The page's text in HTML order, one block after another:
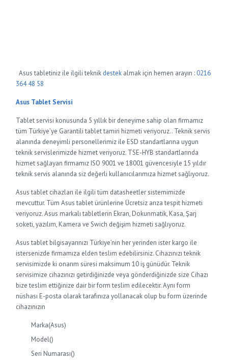
Asus tabletiniz ile ilgili teknik destek almak için hemen arayın : 0216
364 48 58
Asus Tablet Servisi
Tablet servisi konusunda 5 yıllık bir deneyime sahip olan firmamız
tüm Türkiye’ye Garantili tablet tamiri hizmeti veriyoruz.. Teknik servis
alanında deneyimli personellerimiz ile ESD standartlarına uygun
teknik servislerimizde hizmet veriyoruz. TSE-HYB standartlarında
hizmet sağlayan firmamız ISO 9001 ve 18001 güvencesiyle 15 yıldır
teknik servis alanında siz değerli kullanıcılarımıza hizmet sağlıyoruz.
Asus tablet cihazları ile ilgili tüm datasheetler sistemimizde
mevcuttur. Tüm Asus tablet ürünlerine Ücretsiz arıza tespit hizmeti
veriyoruz. Asus markalı tabletlerin Ekran, Dokunmatik, Kasa, Şarj
soketi, yazılım, Kamera ve Swich değişim hizmeti sağlıyoruz.
Asus tablet bilgisayarınızı Türkiye’nin her yerinden ister kargo ile
istersenizde firmamıza elden teslim edebilirsiniz. Cihazınızı teknik
servisimizde ki onarım süresi maksimum 10 iş günüdür. Teknik
servisimize cihazınızı getirdiğinizde veya gönderdiğinizde size Cihazı
bize teslim ettiğinize dair bir form teslim edilecektir. Aynı form
nüshası E-posta olarak tarafınıza yollanacak olup bu form üzerinde
cihazınızın
Marka(Asus)
Model()
Seri Numarası()